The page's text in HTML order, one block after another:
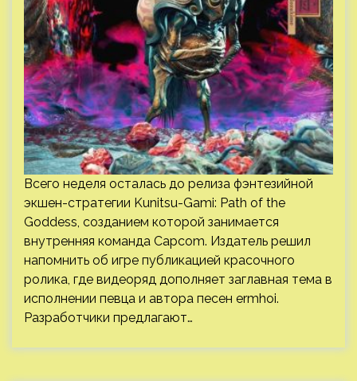
Всего неделя осталась до релиза фэнтезийной
экшен-стратегии Kunitsu-Gami: Path of the
Goddess, созданием которой занимается
внутренняя команда Capcom. Издатель решил
напомнить об игре публикацией красочного
ролика, где видеоряд дополняет заглавная тема в
исполнении певца и автора песен ermhoi.
Разработчики предлагают…